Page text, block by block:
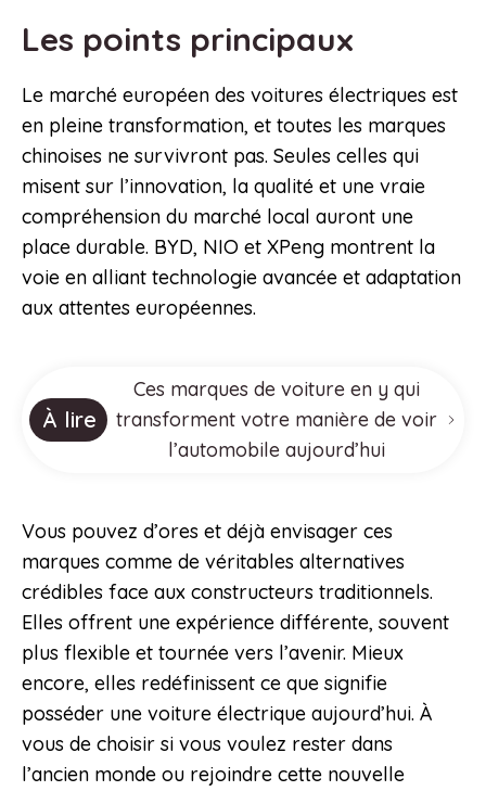
Les points principaux
Le marché européen des voitures électriques est
en pleine transformation, et toutes les marques
chinoises ne survivront pas. Seules celles qui
misent sur l’innovation, la qualité et une vraie
compréhension du marché local auront une
place durable. BYD, NIO et XPeng montrent la
voie en alliant technologie avancée et adaptation
aux attentes européennes.
À lire
Ces marques de voiture en y qui
transforment votre manière de voir
l’automobile aujourd’hui
Vous pouvez d’ores et déjà envisager ces
marques comme de véritables alternatives
crédibles face aux constructeurs traditionnels.
Elles offrent une expérience différente, souvent
plus flexible et tournée vers l’avenir. Mieux
encore, elles redéfinissent ce que signifie
posséder une voiture électrique aujourd’hui. À
vous de choisir si vous voulez rester dans
l’ancien monde ou rejoindre cette nouvelle